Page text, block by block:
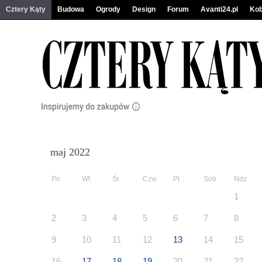
Cztery Kąty Budowa Ogrody Design Forum Avanti24.pl
maj 2022
Pn Wt Śr Czw Pt Sob Ndz
1
2 3 4 5 6 7 8
9 10 11 12 13 14 15